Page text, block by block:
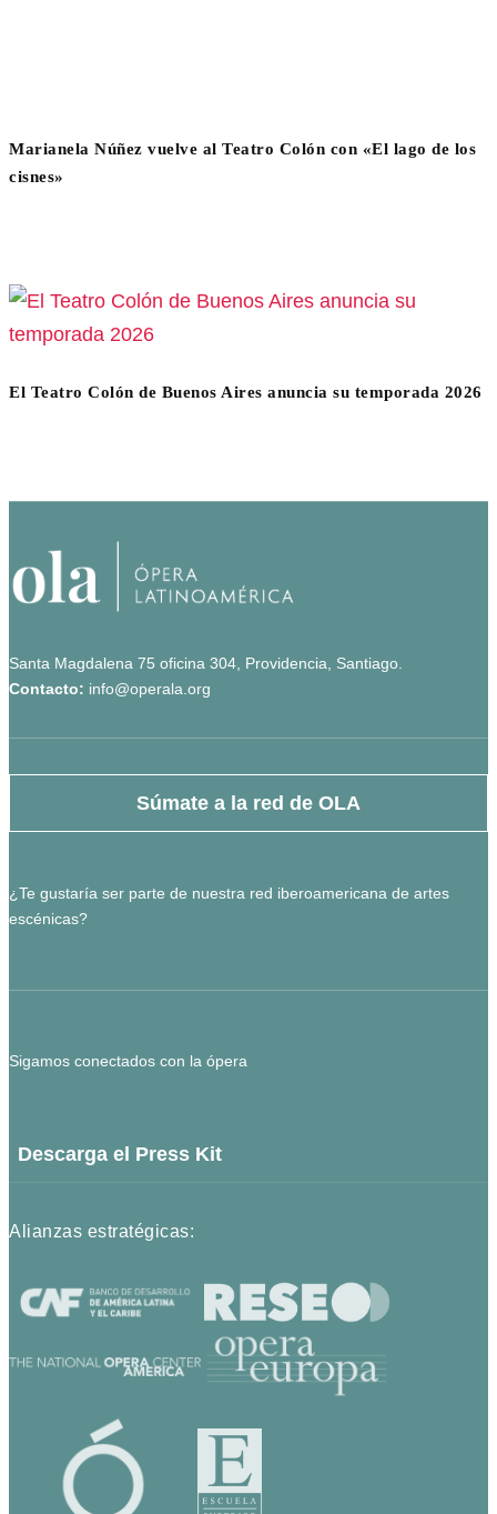
Marianela Núñez vuelve al Teatro Colón con «El lago de los
cisnes»
El Teatro Colón de Buenos Aires anuncia su temporada 2026
Santa Magdalena 75 oficina 304, Providencia, Santiago.
Contacto: info@operala.org
Súmate a la red de OLA
¿Te gustaría ser parte de nuestra red iberoamericana de artes
escénicas?
Sigamos conectados con la ópera
Descarga el Press Kit
Alianzas estratégicas: